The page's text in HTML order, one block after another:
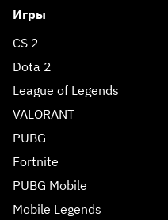
Игры
CS 2
Dota 2
League of Legends
VALORANT
PUBG
Fortnite
PUBG Mobile
Mobile Legends